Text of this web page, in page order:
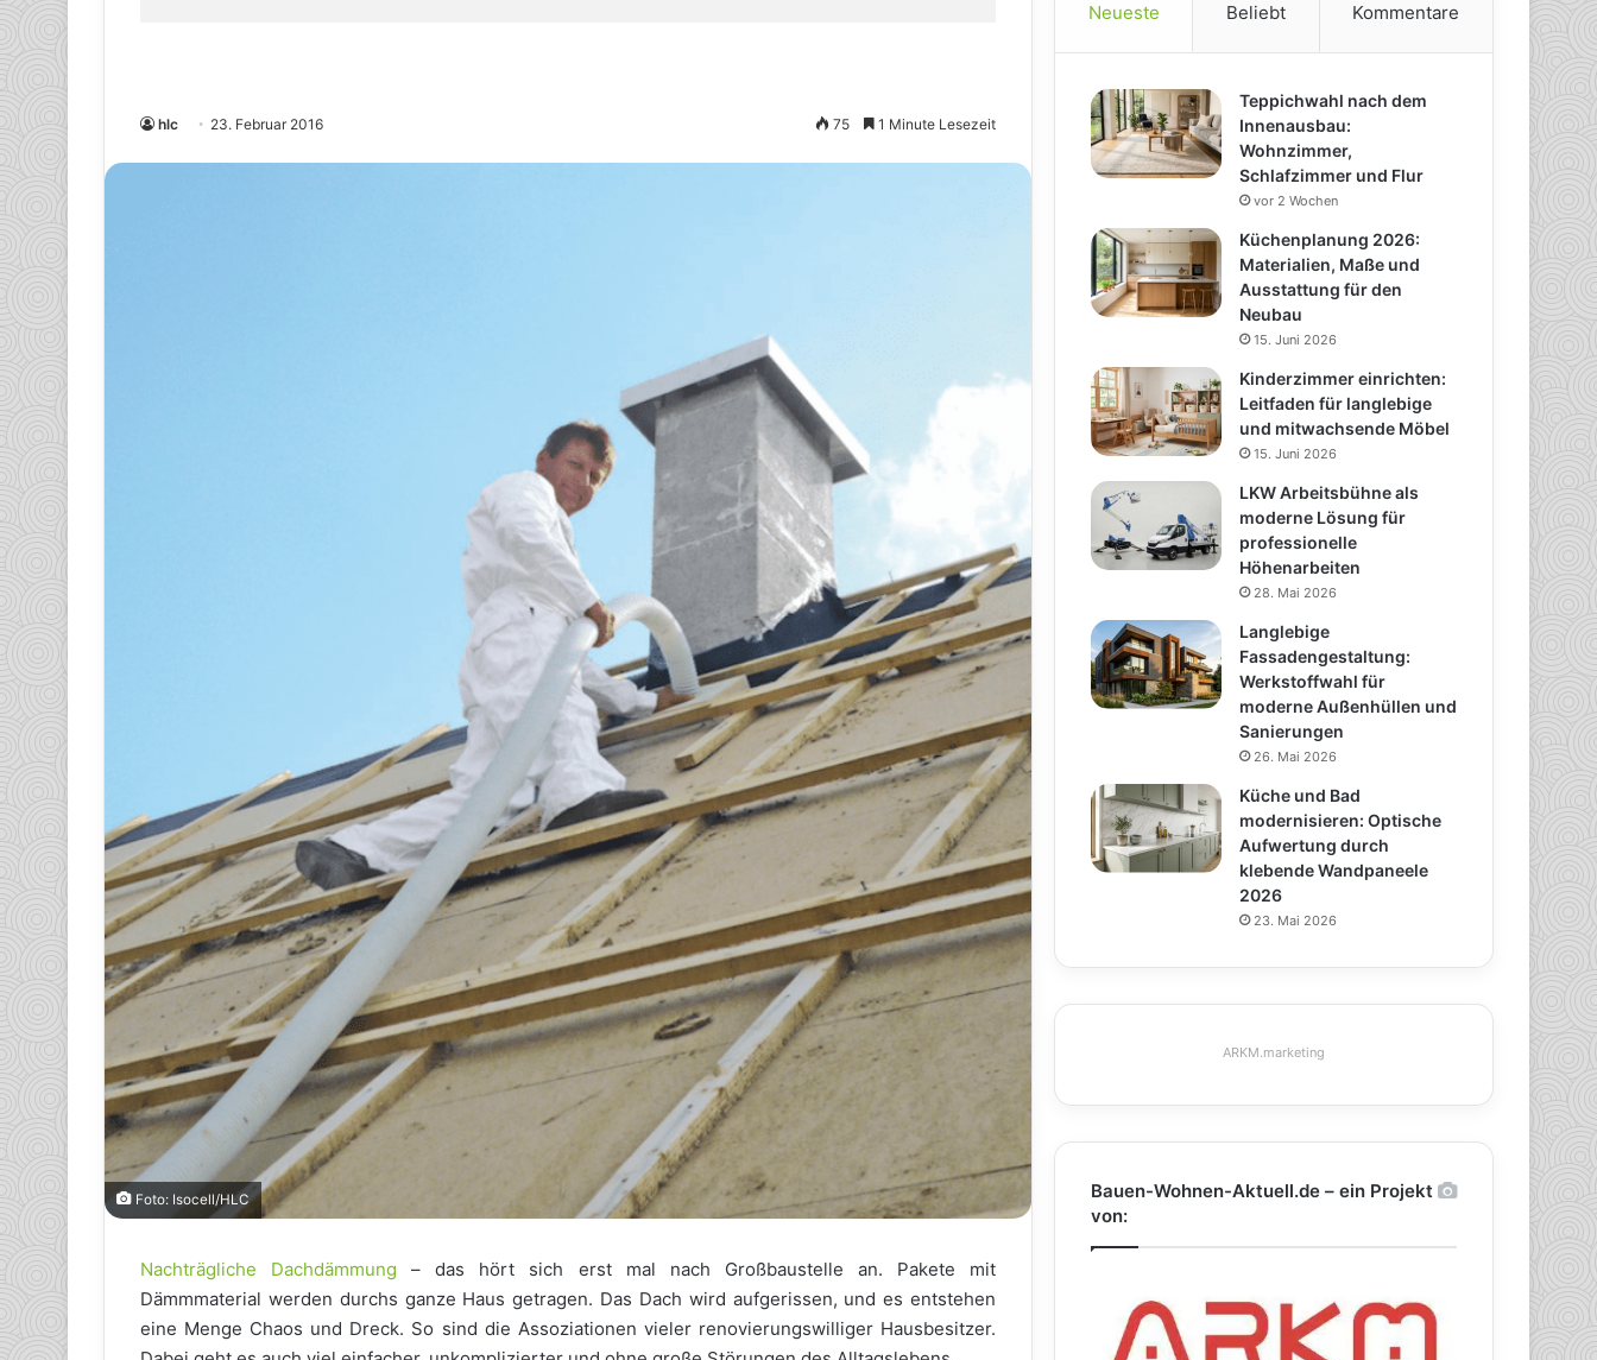
hlc 23. Februar 2016 75 1 Minute Lesezeit
Foto: Isocell/HLC
Nachträgliche Dachdämmung – das hört sich erst mal nach Großbaustelle an. Pakete mit
Dämmmaterial werden durchs ganze Haus getragen. Das Dach wird aufgerissen, und es entstehen
eine Menge Chaos und Dreck. So sind die Assoziationen vieler renovierungswilliger Hausbesitzer.
Neueste Beliebt Kommentare
Teppichwahl nach dem
Innenausbau:
Wohnzimmer,
Schlafzimmer und Flur
vor 2 Wochen
Küchenplanung 2026:
Materialien, Maße und
Ausstattung für den
Neubau
15. Juni 2026
Kinderzimmer einrichten:
Leitfaden für langlebige
und mitwachsende Möbel
15. Juni 2026
LKW Arbeitsbühne als
moderne Lösung für
professionelle
Höhenarbeiten
28. Mai 2026
Langlebige
Fassadengestaltung:
Werkstoffwahl für
moderne Außenhüllen und
Sanierungen
26. Mai 2026
Küche und Bad
modernisieren: Optische
Aufwertung durch
klebende Wandpaneele
2026
23. Mai 2026
ARKM.marketing
Bauen-Wohnen-Aktuell.de – ein Projekt
von: